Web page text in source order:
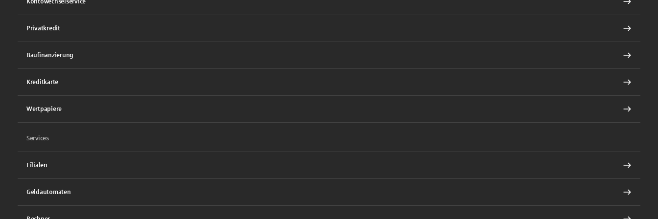
Kontowechselservice
Privatkredit
Baufinanzierung
Kreditkarte
Wertpapiere
Services
Filialen
Geldautomaten